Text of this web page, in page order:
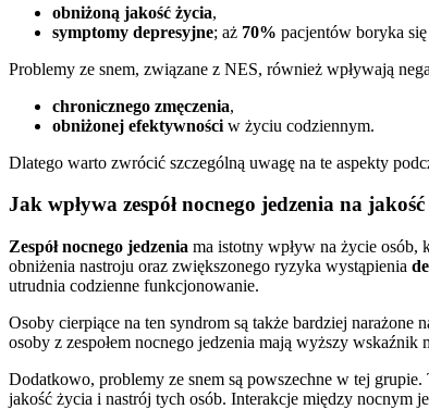
obniżoną jakość życia,
symptomy depresyjne; aż 70% pacjentów boryka
Problemy ze snem, związane z NES, również wpływają
chronicznego zmęczenia,
obniżonej efektywności w życiu codziennym.
Dlatego warto zwrócić szczególną uwagę na te aspekty
Jak wpływa zespół nocnego jedzenia na
Zespół nocnego jedzenia ma istotny wpływ na życie osób,
obniżenia nastroju oraz zwiększonego ryzyka wystąpienia
utrudnia codzienne funkcjonowanie.
Osoby cierpiące na ten syndrom są także bardziej narażone
osoby z zespołem nocnego jedzenia mają wyższy
Dodatkowo, problemy ze snem są powszechne w tej
jakość życia i nastrój tych osób. Interakcje między nocnym